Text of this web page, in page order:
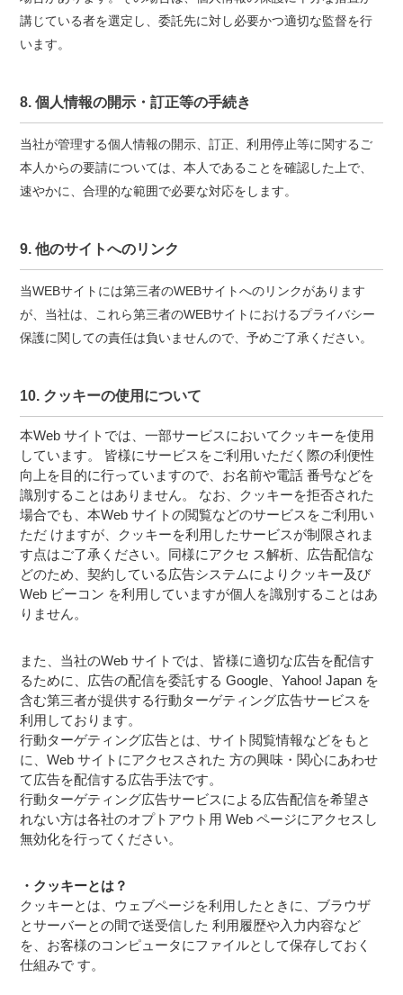
講じている者を選定し、委託先に対し必要かつ適切な監督を行
います。
8. 個人情報の開示・訂正等の手続き
当社が管理する個人情報の開示、訂正、利用停止等に関するご
本人からの要請については、本人であることを確認した上で、
速やかに、合理的な範囲で必要な対応をします。
9. 他のサイトへのリンク
当WEBサイトには第三者のWEBサイトへのリンクがあります
が、当社は、これら第三者のWEBサイトにおけるプライバシー
保護に関しての責任は負いませんので、予めご了承ください。
10. クッキーの使用について
本Web サイトでは、一部サービスにおいてクッキーを使用
しています。 皆様にサービスをご利用いただく際の利便性
向上を目的に行っていますので、お名前や電話 番号などを
識別することはありません。 なお、クッキーを拒否された
場合でも、本Web サイトの閲覧などのサービスをご利用い
ただ けますが、クッキーを利用したサービスが制限されま
す点はご了承ください。同様にアクセ ス解析、広告配信な
どのため、契約している広告システムによりクッキー及び
Web ビーコン を利用していますが個人を識別することはあ
りません。
また、当社のWeb サイトでは、皆様に適切な広告を配信す
るために、広告の配信を委託する Google、Yahoo! Japan を
含む第三者が提供する行動ターゲティング広告サービスを
利用しております。
行動ターゲティング広告とは、サイト閲覧情報などをもと
に、Web サイトにアクセスされた 方の興味・関心にあわせ
て広告を配信する広告手法です。
行動ターゲティング広告サービスによる広告配信を希望さ
れない方は各社のオプトアウト用 Web ページにアクセスし
無効化を行ってください。
・クッキーとは？
クッキーとは、ウェブページを利用したときに、ブラウザ
とサーバーとの間で送受信した 利用履歴や入力内容など
を、お客様のコンピュータにファイルとして保存しておく
仕組みで す。